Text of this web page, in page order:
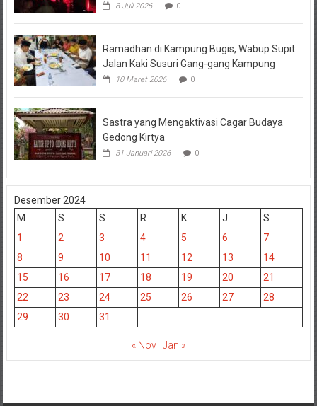
8 Juli 2026 0
Ramadhan di Kampung Bugis, Wabup Supit
Jalan Kaki Susuri Gang-gang Kampung
10 Maret 2026 0
Sastra yang Mengaktivasi Cagar Budaya
Gedong Kirtya
31 Januari 2026 0
Desember 2024
M
S S R K J
S
1
2 3 4 5 6
7
8
9 10 11 12 13
14
15
16 17 18 19 20
21
22
23 24 25 26 27
28
29
30 31
« Nov Jan »